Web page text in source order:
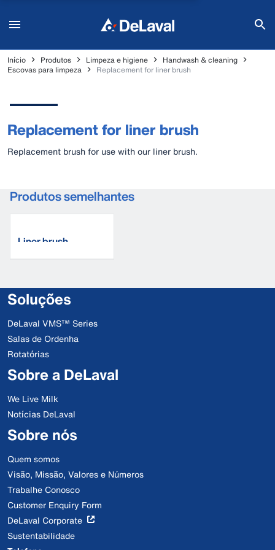
Início Produtos Limpeza e higiene
Handwash & cleaning
Escovas para limpeza
Replacement for liner brush
Replacement for liner brush
Replacement brush for use with our liner brush.
Produtos semelhantes
Liner brush
Soluções
DeLaval VMS™ Series
Salas de Ordenha
Rotatórias
Sobre a DeLaval
We Live Milk
Notícias DeLaval
Sobre nós
Quem somos
Visão, Missão, Valores e Números
Trabalhe Conosco
Customer Enquiry Form
DeLaval Corporate
Sustentabilidade